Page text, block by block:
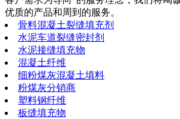
优质的产品和周到的服务。
骨料混凝土裂缝填充剂
水泥车道裂缝密封剂
水泥接缝填充物
混凝土纤维
细粉煤灰混凝土填料
粉煤灰分销商
塑料钢纤维
板缝填充物